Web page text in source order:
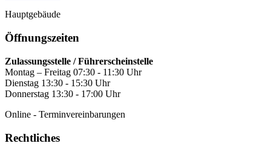
Hauptgebäude
Öffnungszeiten
Zulassungsstelle / Führerscheinstelle
Montag – Freitag 07:30 - 11:30 Uhr
Dienstag 13:30 - 15:30 Uhr
Donnerstag 13:30 - 17:00 Uhr
Online - Terminvereinbarungen
Rechtliches